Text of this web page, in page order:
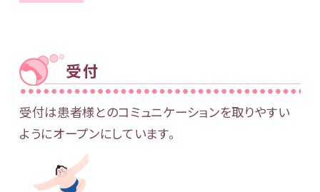
受付
受付は患者様とのコミュニケーションを取りやすい
ようにオープンにしています。